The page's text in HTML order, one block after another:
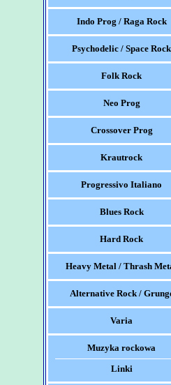
Indo Prog / Raga Rock
Psychodelic / Space Rock
Folk Rock
Neo Prog
Crossover Prog
Krautrock
Progressivo Italiano
Blues Rock
Hard Rock
Heavy Metal / Thrash
Alternative Rock /
Varia
Muzyka rockowa
Linki